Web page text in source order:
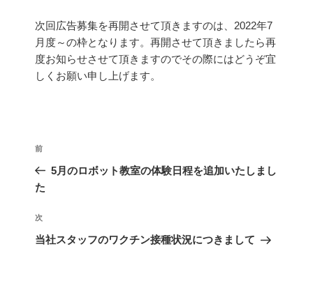
次回広告募集を再開させて頂きますのは、2022年7
月度～の枠となります。再開させて頂きましたら再
度お知らせさせて頂きますのでその際にはどうぞ宜
しくお願い申し上げます。
前
5月のロボット教室の体験日程を追加いたしまし
た
次
当社スタッフのワクチン接種状況につきまして